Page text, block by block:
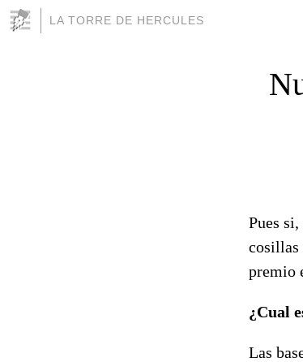
LA TORRE DE HERCULES
Pues
cosillas
premio
¿Cual
Las